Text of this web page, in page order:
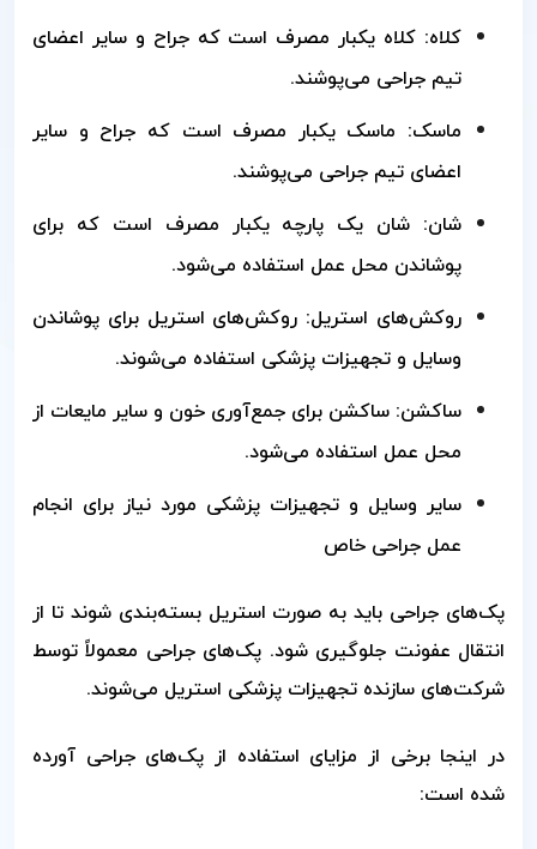
کلاه: کلاه یکبار مصرف است که جراح و سایر اعضای
تیم جراحی می‌پوشند.
ماسک: ماسک یکبار مصرف است که جراح و سایر
اعضای تیم جراحی می‌پوشند.
شان: شان یک پارچه یکبار مصرف است که برای
پوشاندن محل عمل استفاده می‌شود.
روکش‌های استریل: روکش‌های استریل برای پوشاندن
وسایل و تجهیزات پزشکی استفاده می‌شوند.
ساکشن: ساکشن برای جمع‌آوری خون و سایر مایعات از
محل عمل استفاده می‌شود.
سایر وسایل و تجهیزات پزشکی مورد نیاز برای انجام
عمل جراحی خاص
پک‌های جراحی باید به صورت استریل بسته‌بندی شوند تا از
انتقال عفونت جلوگیری شود. پک‌های جراحی معمولاً توسط
شرکت‌های سازنده تجهیزات پزشکی استریل می‌شوند.
در اینجا برخی از مزایای استفاده از پک‌های جراحی آورده
شده است: